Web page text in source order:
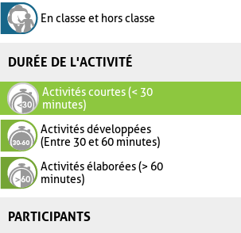
En classe et hors classe
DURÉE DE L'ACTIVITÉ
Activités courtes (< 30
minutes)
Activités développées
(Entre 30 et 60 minutes)
Activités élaborées (> 60
minutes)
PARTICIPANTS